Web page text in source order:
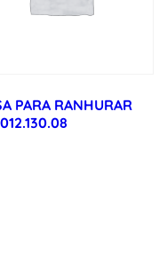
PARA RANHURAR